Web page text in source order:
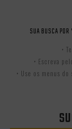
SUA BUSCA POR
•
• Escreva
• Use os menus